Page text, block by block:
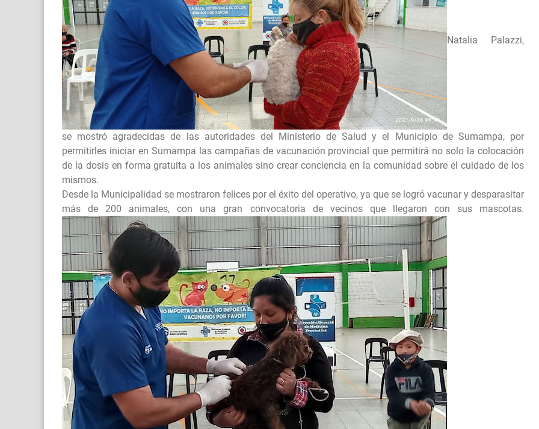
Natalia Palazzi,
se mostró agradecidas de las autoridades del Ministerio de Salud y el Municipio de Sumampa, por
permitirles iniciar en Sumampa las campañas de vacunación provincial que permitirá no solo la colocación
de la dosis en forma gratuita a los animales sino crear conciencia en la comunidad sobre el cuidado de los
mismos.
Desde la Municipalidad se mostraron felices por el éxito del operativo, ya que se logró vacunar y desparasitar
más de 200 animales, con una gran convocatoria de vecinos que llegaron con sus mascotas.